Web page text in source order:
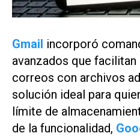
Gmail incorporó
avanzados que
correos con archivos
solución ideal para
límite de
de la funcionalidad,